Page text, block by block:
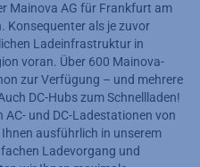
Mainova AG für Frankfurt am
Konsequenter als je zuvor
Ladeinfrastruktur in
voran. Über 600 Mainova-
zur Verfügung – und mehrere
DC-Hubs zum Schnellladen!
und DC-Ladestationen von
ausführlich in unserem
Ladevorgang und